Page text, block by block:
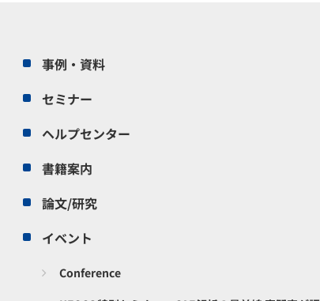
事例・資料
セミナー
ヘルプセンター
書籍案内
論文/研究
イベント
Conference